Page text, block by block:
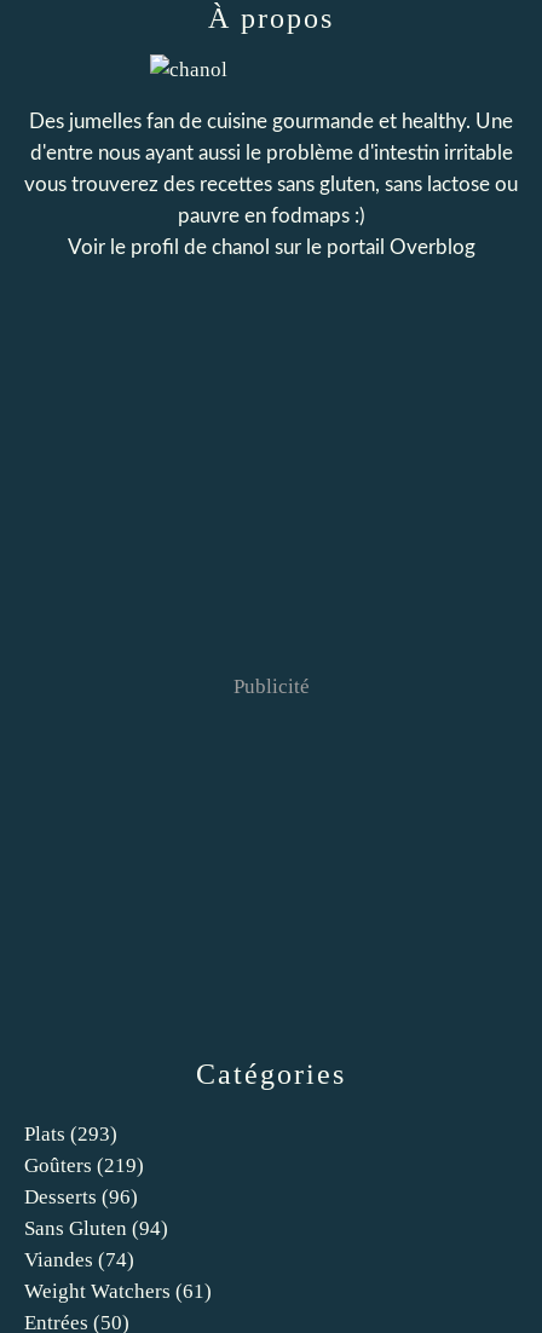
Catégories
Plats (293)
Goûters (219)
Desserts (96)
Sans Gluten (94)
Viandes (74)
Weight Watchers (61)
Entrées (50)
À propos
Des jumelles fan de cuisine gourmande et healthy. Une
d'entre nous ayant aussi le problème d'intestin irritable
vous trouverez des recettes sans gluten, sans lactose ou
pauvre en fodmaps :)
Voir le profil de chanol sur le portail Overblog
Publicité